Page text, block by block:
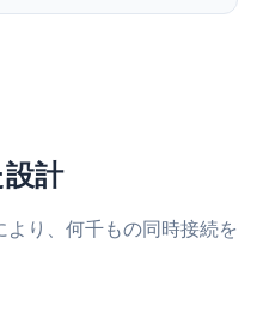
計
り、何千もの同時接続を